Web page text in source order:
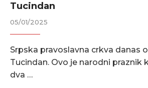
Tucindan
05/01/2025
Srpska pravoslavna crkva danas
Tucindan. Ovo je narodni praznik
dva …